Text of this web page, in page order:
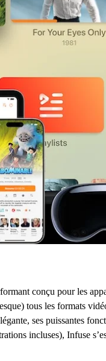
conçu pour les
tous les formats
ses puissantes
incluses), Infuse